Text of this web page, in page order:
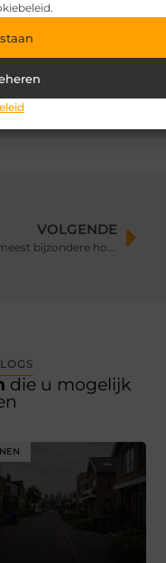
en onveilige
VOLGENDE
Top 4 meest bijzondere hotels ter wereld!
die u mogelijk